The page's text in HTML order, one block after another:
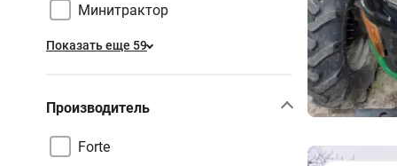
Минитрактор
Показать еще 59
Производитель
Forte